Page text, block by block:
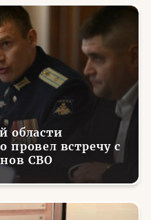
области
провел встречу с
СВО